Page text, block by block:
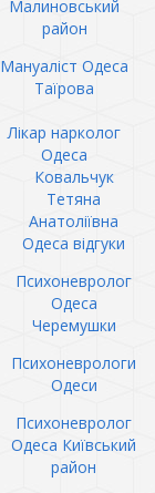
Малиновський
район
Мануаліст Одеса
Таїрова
Лікар нарколог
Одеса
Ковальчук
Тетяна
Анатоліївна
Одеса відгуки
Психоневролог
Одеса
Черемушки
Психоневрологи
Одеси
Психоневролог
Одеса Київський
район